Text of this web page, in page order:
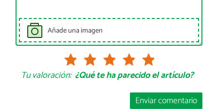
Añade una imagen
Tu valoración: ¿Qué te ha parecido el artículo?
Enviar comentario